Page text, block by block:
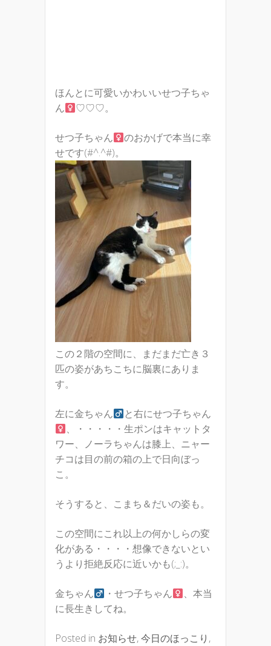
ほんとに可愛いかわいいせつ子ちゃ
ん
♡♡♡。
せつ子ちゃん
のおかげで本当に幸
せです(#^.^#)。
この２階の空間に、まだまだ亡き３
匹の姿があちこちに脳裏にありま
す。
左に金ちゃん
と右にせつ子ちゃん
、・・・・・生ポンはキャットタ
ワー、ノーラちゃんは膝上、ニャー
チコは目の前の箱の上で日向ぼっ
こ。
そうすると、こまち＆だいの姿も。
この空間にこれ以上の何かしらの変
化がある・・・・想像できないとい
うより拒絶反応に近いかも(;_:)。
金ちゃん ・せつ子ちゃん
、本当
に長生きしてね。
Posted in お知らせ,今日のほっこり ,